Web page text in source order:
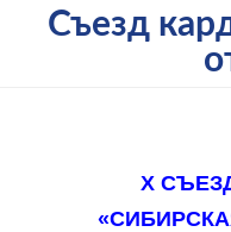
Съезд
X